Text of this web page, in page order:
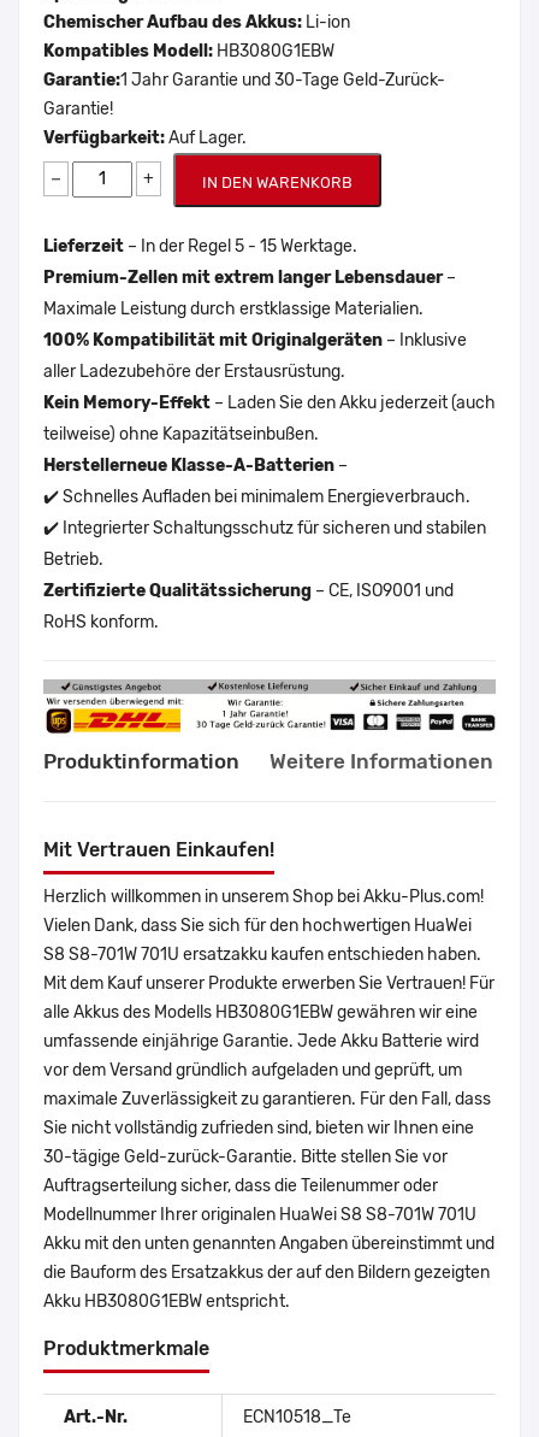
Chemischer Aufbau des Akkus: Li-ion
Kompatibles Modell: HB3080G1EBW
Garantie:1 Jahr Garantie und 30-Tage Geld-Zurück-
Garantie!
Verfügbarkeit:Auf Lager.
− + IN DEN WARENKORB
Lieferzeit – In der Regel 5 - 15 Werktage.
Premium-Zellen mit extrem langer Lebensdauer–
Maximale Leistung durch erstklassige Materialien.
100% Kompatibilität mit Originalgeräten – Inklusive
aller Ladezubehöre der Erstausrüstung.
Kein Memory-Effekt – Laden Sie den Akku jederzeit (auch
teilweise) ohne Kapazitätseinbußen.
Herstellerneue Klasse-A-Batterien –
✔️ Schnelles Aufladen bei minimalem Energieverbrauch.
✔️ Integrierter Schaltungsschutz für sicheren und stabilen
Betrieb.
Zertifizierte Qualitätssicherung – CE, ISO9001 und
RoHS konform.
Produktinformation Weitere Informationen
Mit Vertrauen Einkaufen!
Herzlich willkommen in unserem Shop bei Akku-Plus.com!
Vielen Dank, dass Sie sich für den hochwertigen HuaWei
S8 S8-701W 701U ersatzakku kaufen entschieden haben.
Mit dem Kauf unserer Produkte erwerben Sie Vertrauen! Für
alle Akkus des Modells HB3080G1EBW gewähren wir eine
umfassende einjährige Garantie. Jede Akku Batterie wird
vor dem Versand gründlich aufgeladen und geprüft, um
maximale Zuverlässigkeit zu garantieren. Für den Fall, dass
Sie nicht vollständig zufrieden sind, bieten wir Ihnen eine
30-tägige Geld-zurück-Garantie. Bitte stellen Sie vor
Auftragserteilung sicher, dass die Teilenummer oder
Modellnummer Ihrer originalen HuaWei S8 S8-701W 701U
Akku mit den unten genannten Angaben übereinstimmt und
die Bauform des Ersatzakkus der auf den Bildern gezeigten
Akku HB3080G1EBW entspricht.
Produktmerkmale
Art.-Nr. ECN10518_Te